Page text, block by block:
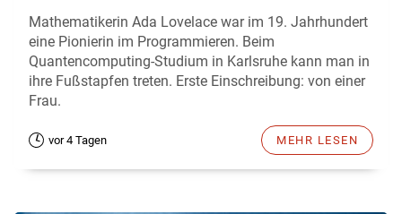
Mathematikerin Ada Lovelace war im 19. Jahrhundert
eine Pionierin im Programmieren. Beim
Quantencomputing-Studium in Karlsruhe kann man in
ihre Fußstapfen treten. Erste Einschreibung: von einer
Frau.
vor 4 Tagen MEHR LESEN